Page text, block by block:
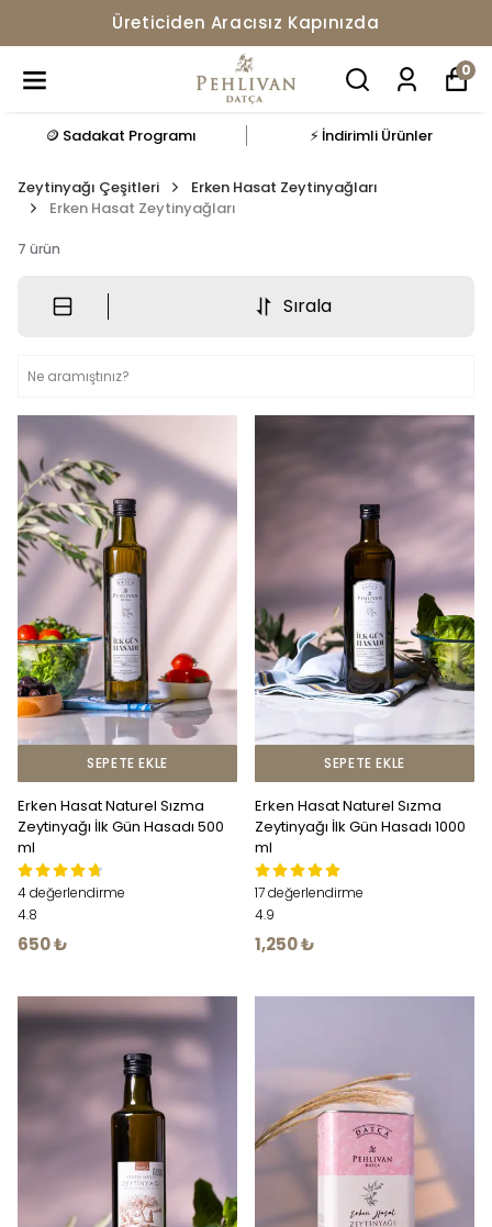
2000 TL ve Üzeri Kargo Ücretsiz
0
🪙 Sadakat Programı ⚡ İndirimli Ürünler
Zeytinyağı Çeşitleri
Erken Hasat Zeytinyağları
Erken Hasat Zeytinyağları
7 ürün
Sırala
SEPETE EKLE
Erken Hasat Naturel Sızma
Zeytinyağı İlk Gün Hasadı 500
ml
4 değerlendirme
4.8
650 ₺
SEPETE EKLE
Erken Hasat Naturel Sızma
Zeytinyağı İlk Gün Hasadı 1000
ml
17 değerlendirme
4.9
1,250 ₺